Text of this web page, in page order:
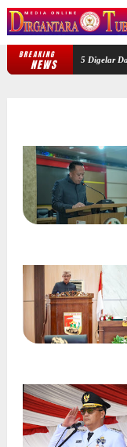
BREAKING
NEWS Bupati